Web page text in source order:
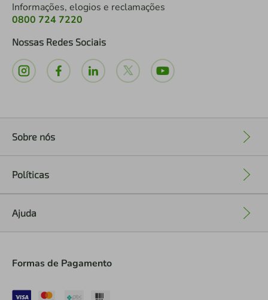
Informações, elogios e reclamações
0800 724 7220
Nossas Redes Sociais
Sobre nós
Políticas
Ajuda
Formas de Pagamento